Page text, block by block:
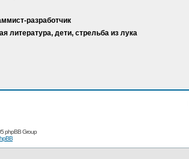
разработчик
литература, дети, стрельба из лука
phpBB Group